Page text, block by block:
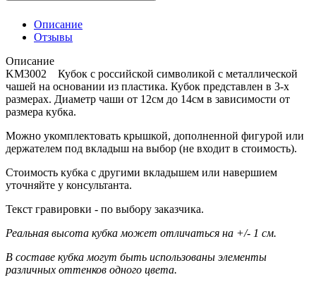
Описание
Отзывы
Описание
KM3002 Кубок с российской символикой с металлической
чашей на основании из пластика. Кубок представлен в 3-х
размерах. Диаметр чаши от 12см до 14см в зависимости от
размера кубка.
Можно укомплектовать крышкой, дополненной фигурой или
держателем под вкладыш на выбор (не входит в стоимость).
Стоимость кубка с другими вкладышем или навершием
уточняйте у консультанта.
Текст гравировки - по выбору заказчика.
Реальная высота кубка может отличаться на +/- 1 см.
В составе кубка могут быть использованы элементы
различных оттенков одного цвета.